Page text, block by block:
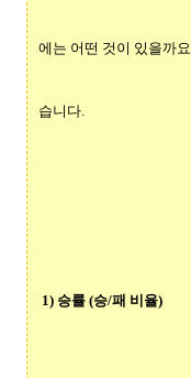
에는 어떤 것이 있을까
습니다.
1) 승률 (승/패 비율)